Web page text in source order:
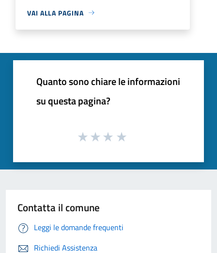
VAI ALLA PAGINA
Quanto sono chiare le informazioni
su questa pagina?
Contatta il comune
Leggi le domande frequenti
Richiedi Assistenza